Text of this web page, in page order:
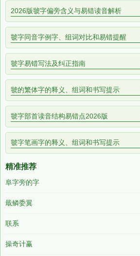
2026版虢字偏旁含义与易错读音解析
虢字同音字例字、组词对比和易错提醒
虢字易错写法及纠正指南
虢的繁体字的释义、组词和书写提示
虢字部首读音结构易错点2026版
虢字笔画字的释义、组词和书写提示
精准推荐
阜字旁的字
戢鳞委翼
联系
操奇计赢